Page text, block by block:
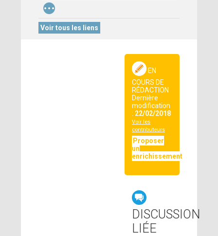
...
Voir tous les liens
EN
COURS DE
RÉDACTION
Dernière
modification
: 22/02/2018
Voir les
contributeurs
Proposer
un
enrichissement
DISCUSSION
LIÉE